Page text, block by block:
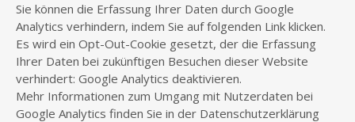
Sie können die Erfassung Ihrer Daten durch Google
Analytics verhindern, indem Sie auf folgenden Link klicken.
Es wird ein Opt-Out-Cookie gesetzt, der die Erfassung
Ihrer Daten bei zukünftigen Besuchen dieser Website
verhindert: Google Analytics deaktivieren.
Mehr Informationen zum Umgang mit Nutzerdaten bei
Google Analytics finden Sie in der Datenschutzerklärung